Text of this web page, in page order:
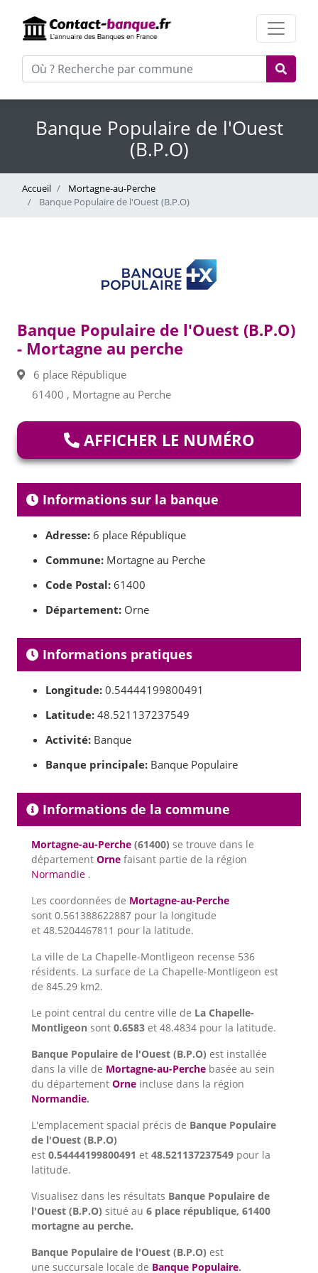
Banque Populaire de l'Ouest
(B.P.O)
Accueil
Mortagne-au-Perche
Banque Populaire de l'Ouest (B.P.O)
Banque Populaire de l'Ouest (B.P.O)
- Mortagne au perche
6 place République
61400 , Mortagne au Perche
AFFICHER LE NUMÉRO
Informations sur la banque
Adresse: 6 place République
Commune: Mortagne au Perche
Code Postal: 61400
Département: Orne
Informations pratiques
Longitude: 0.54444199800491
Latitude: 48.521137237549
Activité: Banque
Banque principale: Banque Populaire
Informations de la commune
Mortagne-au-Perche (61400) se trouve dans le
département Orne faisant partie de la région
Normandie .
Les coordonnées de Mortagne-au-Perche
sont 0.561388622887 pour la longitude
et 48.5204467811 pour la latitude.
La ville de La Chapelle-Montligeon recense 536
résidents. La surface de La Chapelle-Montligeon est
de 845.29 km2.
Le point central du centre ville de La Chapelle-
Montligeon sont 0.6583 et 48.4834 pour la latitude.
Banque Populaire de l'Ouest (B.P.O) est installée
dans la ville de Mortagne-au-Perche basée au sein
du département Orne incluse dans la région
Normandie.
L'emplacement spacial précis de Banque Populaire
de l'Ouest (B.P.O)
est 0.54444199800491 et 48.521137237549 pour la
latitude.
Visualisez dans les résultats Banque Populaire de
l'Ouest (B.P.O) situé au 6 place république, 61400
mortagne au perche.
Banque Populaire de l'Ouest (B.P.O) est
une succursale locale de Banque Populaire.